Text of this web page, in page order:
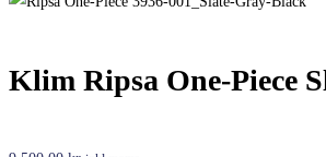
Klim Ripsa One-Piece